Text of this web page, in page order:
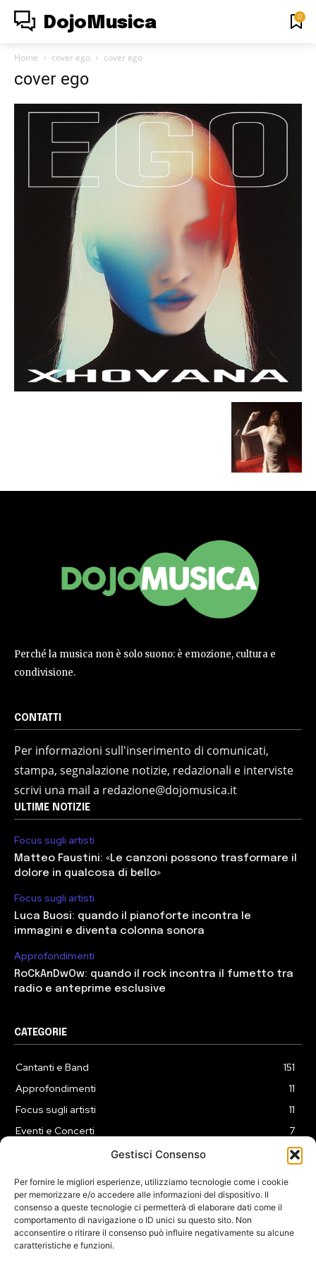
Gestisci Consenso
Per fornire le migliori esperienze, utilizziamo tecnologie come i cookie
per memorizzare e/o accedere alle informazioni del dispositivo. Il
consenso a queste tecnologie ci permetterà di elaborare dati come il
comportamento di navigazione o ID unici su questo sito. Non
acconsentire o ritirare il consenso può influire negativamente su alcune
caratteristiche e funzioni.
DojoMusica 0
Home cover ego cover ego
cover ego
Perché la musica non è solo suono: è emozione, cultura e
condivisione.
CONTATTI
Per informazioni sull'inserimento di comunicati,
stampa, segnalazione notizie, redazionali e interviste
scrivi una mail a redazione@dojomusica.it
ULTIME NOTIZIE
Focus sugli artisti
Matteo Faustini: «Le canzoni possono trasformare il
dolore in qualcosa di bello»
Focus sugli artisti
Luca Buosi: quando il pianoforte incontra le
immagini e diventa colonna sonora
Approfondimenti
RoCkAnDwOw: quando il rock incontra il fumetto tra
radio e anteprime esclusive
CATEGORIE
Cantanti e Band
151
Approfondimenti
11
Focus sugli artisti
11
Eventi e Concerti
7
3
COOKIE POLICY (UE)